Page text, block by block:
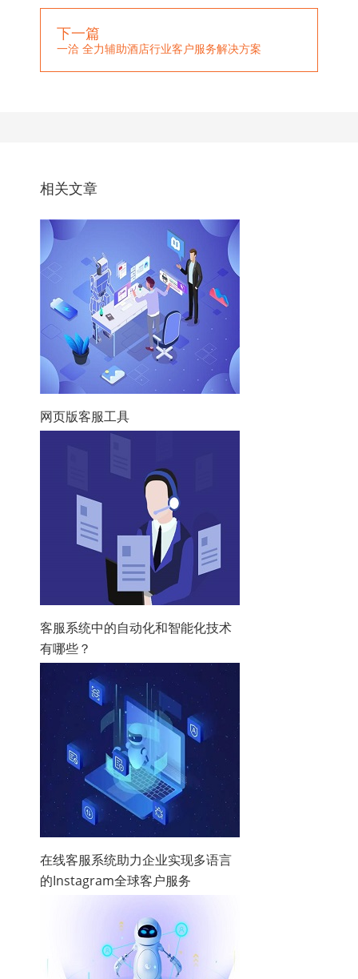
下一篇
一洽 全力辅助酒店行业客户服务解决方案
相关文章
网页版客服工具
客服系统中的自动化和智能化技术
有哪些？
在线客服系统助力企业实现多语言
的Instagram全球客户服务